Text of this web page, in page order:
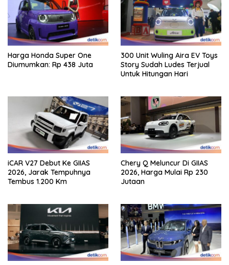
Harga Honda Super One
Diumumkan: Rp 438 Juta
300 Unit Wuling Aira EV Toys
Story Sudah Ludes Terjual
Untuk Hitungan Hari
iCAR V27 Debut Ke GIIAS
2026, Jarak Tempuhnya
Tembus 1.200 Km
Chery Q Meluncur Di GIIAS
2026, Harga Mulai Rp 230
Jutaan